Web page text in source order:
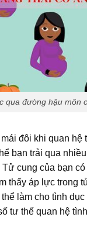
qua đường hậu môn
đôi khi quan hệ
bạn trải qua
cung của bạn có
thấy áp lực trong
làm cho tình
tư thế quan hệ